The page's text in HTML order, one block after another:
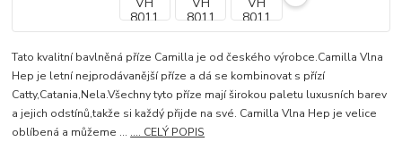
Tato kvalitní bavlněná příze Camilla je od českého výrobce.Camilla Vlna
Hep je letní nejprodávanější příze a dá se kombinovat s přízí
Catty,Catania,Nela.Všechny tyto příze mají širokou paletu luxusních barev
a jejich odstínů,takže si každý přijde na své. Camilla Vlna Hep je velice
oblíbená a můžeme ... .... CELÝ POPIS